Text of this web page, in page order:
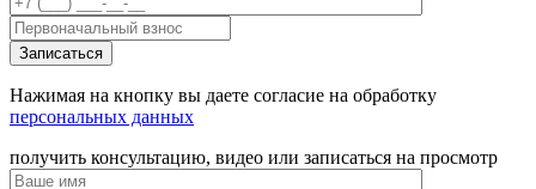
Нажимая на кнопку вы даете согласие на обработку
персональных данных
получить консультацию, видео или записаться на просмотр